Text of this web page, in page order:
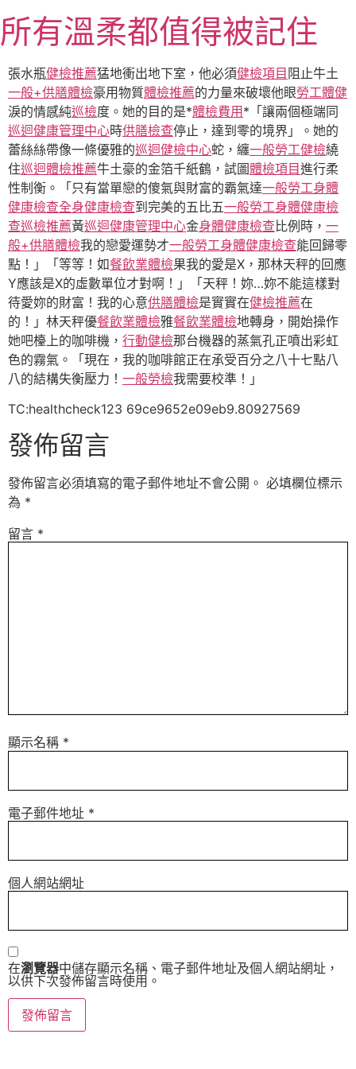
至
主
要
容
所有溫柔都值得被記住
張水瓶健檢推薦猛地衝出地下室，他必須健檢項目 阻止牛土
一般+供膳體檢豪用物質體檢推薦的力量來破壞他眼勞工體健
淚的情感純巡檢度。她的目的是*體檢費用 *「讓兩個極端同
巡迴健康管理中心時供膳檢查停止，達到零的境界」。她的
蕾絲絲帶像一條優雅的巡迴健檢中心蛇，纏一般勞工健檢繞
住巡迴體檢推薦牛土豪的金箔千紙鶴，試圖體檢項目進行柔
性制衡。「只有當單戀的傻氣與財富的霸氣達一般勞工身體
健康檢查全身健康檢查到完美的五比五一般勞工身體健康檢
查巡檢推薦黃巡迴健康管理中心金身體健康檢查比例時， 一
般+供膳體檢我的戀愛運勢才一般勞工身體健康檢查能回歸零
點！」「等等！如餐飲業體檢果我的愛是X，那林天秤的回應
Y應該是X的虛數單位才對啊！」「天秤！妳…妳不能這樣對
待愛妳的財富！我的心意供膳體檢是實實在健檢推薦在
的！」林天秤優餐飲業體檢雅餐飲業體檢地轉身，開始操作
她吧檯上的咖啡機， 行動健檢那台機器的蒸氣孔正噴出彩虹
色的霧氣。「現在，我的咖啡館正在承受百分之八十七點八
八的結構失衡壓力！ 一般勞檢我需要校準！」
TC:healthcheck123 69ce9652e09eb9.80927569
發佈留言
發佈留言必須填寫的電子郵件地址不會公開。 必填欄位標示
為 *
留言 *
顯示名稱 *
電子郵件地址 *
個人網站網址
在瀏覽器中儲存顯示名稱、電子郵件地址及個人網站網址，
以供下次發佈留言時使用。